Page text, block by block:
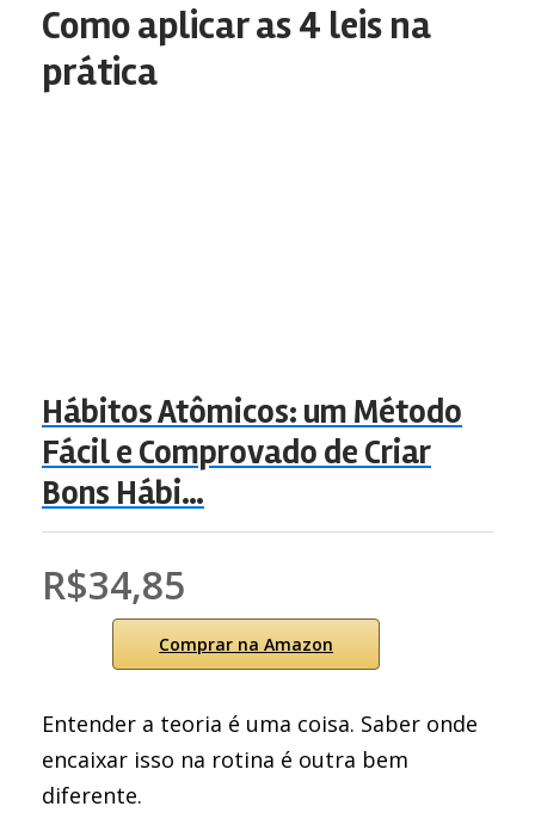
Como aplicar as 4 leis na
prática
Hábitos Atômicos: um Método
Fácil e Comprovado de Criar
Bons Hábi…
R$34,85
Comprar na Amazon
Entender a teoria é uma coisa. Saber onde
encaixar isso na rotina é outra bem
diferente.